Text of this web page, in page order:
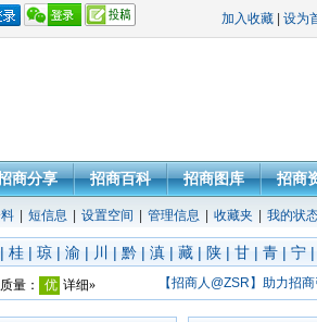
加入收藏 设为
商分享 招商百科 招商图库 招商
短信息 设置空间 管理信息 收藏夹 我的状
| 桂 | 琼 | 渝 | 川 | 黔 | 滇 | 藏 | 陕 | 甘 | 青 | 宁 |
【招商人@ZSR】助力招